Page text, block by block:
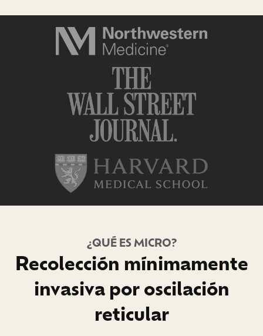
¿QUÉ ES MICRO?
Recolección mínimamente
invasiva por oscilación
reticular